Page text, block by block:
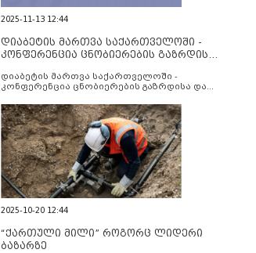
2025-11-13 12:44
დიაბეტის მართვა საქართველოში -
კონფერენცია ცნობიერების გაზრდისა
დიაბეტის მართვა საქართველოში -
კონფერენცია ცნობიერების გაზრდისა და
2025-10-20 12:44
“ქართული მილი” როგორც ლიდერი
ბაზარზე